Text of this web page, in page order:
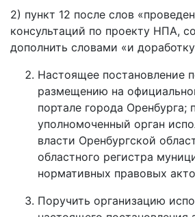
2) пункт 12 после слов
консультаций по проекту НПА,
дополнить словами «и
Настоящее постановление
размещению на
портале города Оренбурга;
уполномоченный орган
власти Оренбургской
областного регистра
нормативных правовых
Поручить организацию